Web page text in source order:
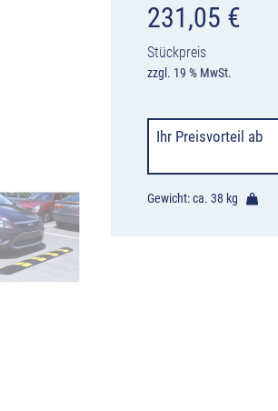
231,05 €
Stückpreis
zzgl. 19 % MwSt.
Ihr Preisvorteil ab
Gewicht: ca. 38 kg